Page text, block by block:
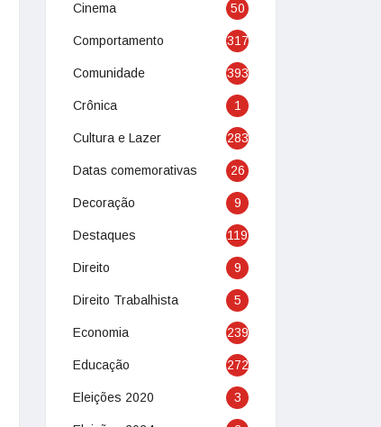
Cinema 50
Comportamento 317
Comunidade 393
Crônica 1
Cultura e Lazer 283
Datas comemorativas 26
Decoração 9
Destaques 119
Direito 9
Direito Trabalhista 5
Economia 239
Educação 272
Eleições 2020 3